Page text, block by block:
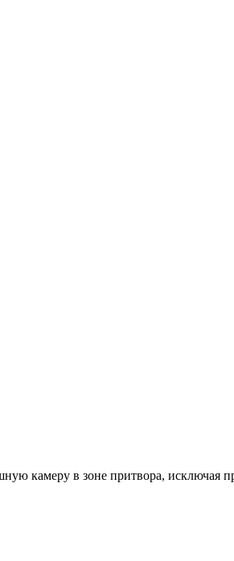
камеру в зоне притвора, исключая